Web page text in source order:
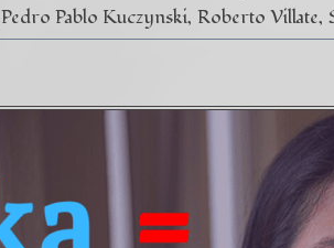
Pedro Pablo Kuczynski Roberto Villate